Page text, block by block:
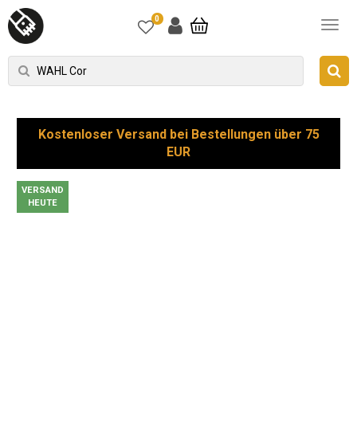
0
Kostenloser Versand bei Bestellungen über 75
EUR
VERSAND
HEUTE